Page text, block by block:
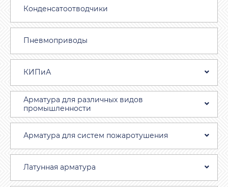
Конденсатоотводчики
Пневмоприводы
КИПиА
Арматура для различных видов
промышленности
Арматура для систем пожаротушения
Латунная арматура